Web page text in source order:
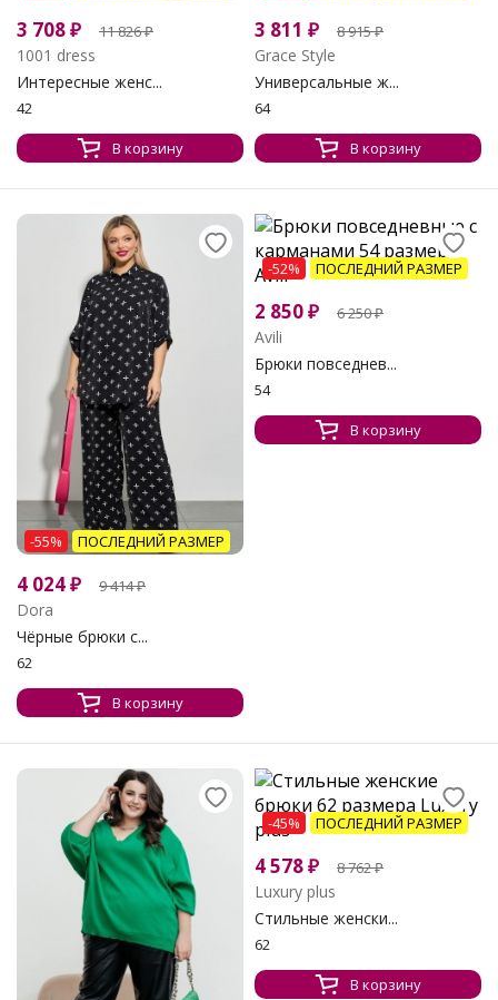
3 708₽ 11 826₽
1001 dress
Интересные женс...
42
В корзину
3 811 ₽ 8 915₽
Grace Style
Универсальные ж...
64
В корзину
-55% ПОСЛЕДНИЙ РАЗМЕР
4 024₽ 9 414₽
Dora
Чёрные брюки с...
62
В корзину
-52% ПОСЛЕДНИЙ РАЗМЕР
2 850₽ 6 250₽
Avili
Брюки повседнев...
54
В корзину
-45% ПОСЛЕДНИЙ РАЗМЕР
4 578₽ 8 762₽
Luxury plus
Стильные женски...
62
В корзину